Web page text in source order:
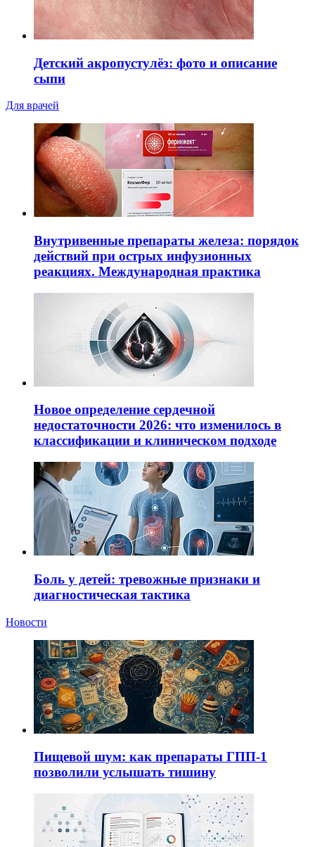
Детский акропустулёз: фото и описание
сыпи
Для врачей
Внутривенные препараты железа: порядок
действий при острых инфузионных
реакциях. Международная практика
Новое определение сердечной
недостаточности 2026: что изменилось в
классификации и клиническом подходе
Боль у детей: тревожные признаки и
диагностическая тактика
Новости
Пищевой шум: как препараты ГПП-1
позволили услышать тишину